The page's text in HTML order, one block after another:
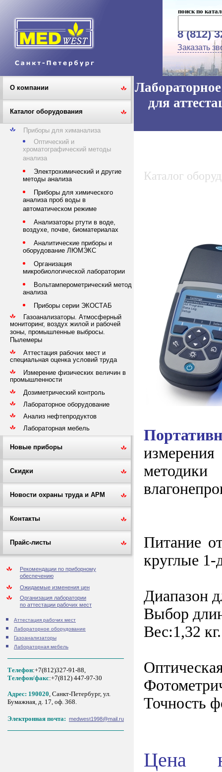
поиск по
8 (812)
Заказать
О компании
Каталог оборудования
Приборы для химанализа
Оптический и
хроматографический методы
анализа
Электрохимический и другие
методы анализа
Приборы для химического
анализа проб воды в
автоматическом режиме
Анализаторы ртути в воде,
воздухе, почве, биоматериалах
Аналитические приборы и
оборудование ЛЮМЭКС
Организация
микробиологической лаборатории
Вольтамперометрический метод
анализа
Приборы серии ЭКОСТАБ
Газоанализаторы. Атмосферный
мониторинг, воздух жилой и рабочей
зоны, промышленные выбросы.
Пылемеры
Аттестация рабочих мест и
специальная оценка условий труда
Измерение физических величин в
промышленности
Дозиметрический контроль
Лабораторное оборудование
Анализ нефтепродуктов
Лабораторная мебель
Новые приборы
Скидки
Новости охраны труда и АРМ
Контакты
Прайс-листы
Рекомендации по приборному
обеспечению
Ожидаемые изменения цен
Организация лаборатории
по аттестации рабочих мест
Аттестация рабочих мест
Лабораторное оборудование
Газоанализаторы
Лабораторная мебель
Телефон:+7(812)327-91-88,
Tелефон/факс:+7(812) 447-97-30
Адрес: 190020, Санкт-Петербург, ул.
Бумажная, д. 17, оф. 368.
Электронная почта: medwest1998@mail.ru
для
Каталог
Питание
круглые
Диапазон
Выбор
Вес:1,32
Точность
Цена